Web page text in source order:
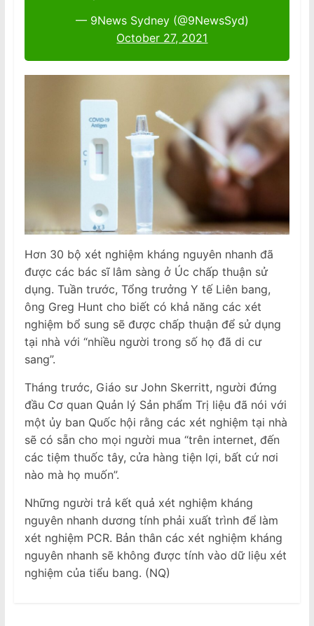
— 9News Sydney (@9NewsSyd)
October 27, 2021
Hơn 30 bộ xét nghiệm kháng nguyên nhanh đã
được các bác sĩ lâm sàng ở Úc chấp thuận sử
dụng. Tuần trước, Tổng trưởng Y tế Liên bang,
ông Greg Hunt cho biết có khả năng các xét
nghiệm bổ sung sẽ được chấp thuận để sử dụng
tại nhà với “nhiều người trong số họ đã di cư
sang”.
Tháng trước, Giáo sư John Skerritt, người đứng
đầu Cơ quan Quản lý Sản phẩm Trị liệu đã nói với
một ủy ban Quốc hội rằng các xét nghiệm tại nhà
sẽ có sẵn cho mọi người mua “trên internet, đến
các tiệm thuốc tây, cửa hàng tiện lợi, bất cứ nơi
nào mà họ muốn”.
Những người trả kết quả xét nghiệm kháng
nguyên nhanh dương tính phải xuất trình để làm
xét nghiệm PCR. Bản thân các xét nghiệm kháng
nguyên nhanh sẽ không được tính vào dữ liệu xét
nghiệm của tiểu bang. (NQ)